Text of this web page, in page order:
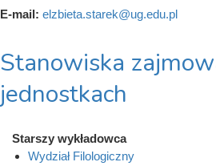
E-mail: elzbieta.starek@ug.edu.pl
Stanowiska
jednostkach
Starszy wykładowca
Wydział Filologiczny